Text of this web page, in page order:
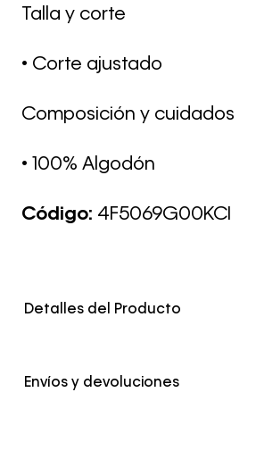
Talla y corte
• Corte ajustado
Composición y cuidados
• 100% Algodón
Código: 4F5069G00KCI
Detalles del Producto
Color Azul
Envíos y devoluciones